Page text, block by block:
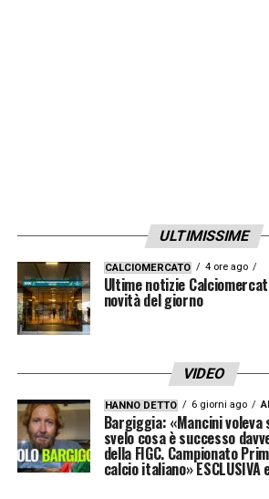
ULTIMISSIME
CALCIOMERCATO 4 ore ago
Ultime notizie
novità del giorno
VIDEO
HANNO DETTO 6 giorni ago
Bargiggia: «Mancini voleva
svelo cosa è successo
della FIGC. Campionato
calcio italiano» ESCLUSIVA